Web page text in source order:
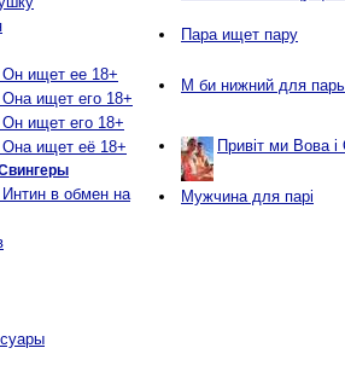
Он ищет ее 18+
ищет его 18+
ищет его 18+
Она ищет её 18+
в обмен на
Пара ищет пару
М би нижний для
Привіт ми Вова
Мужчина для парі